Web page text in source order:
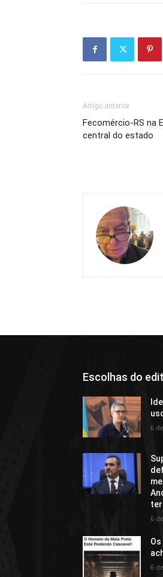
Artigo anterior
Fecomércio-RS na
central do estado
Escolhas do
6
6
6